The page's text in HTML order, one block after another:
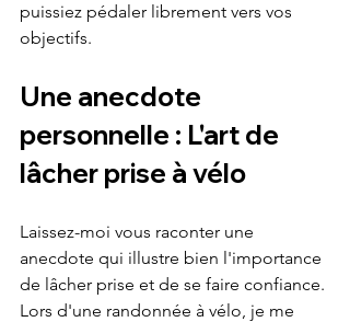
puissiez pédaler librement vers vos
objectifs.
Une anecdote
personnelle : L'art de
lâcher prise à vélo
Laissez-moi vous raconter une
anecdote qui illustre bien l'importance
de lâcher prise et de se faire confiance.
Lors d'une randonnée à vélo, je me